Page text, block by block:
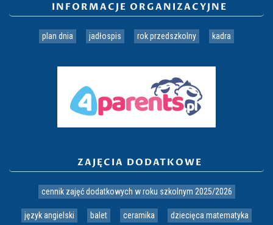
INFORMACJE ORGANIZACYJNE
plan dnia jadłospis rok przedszkolny kadra
ZAJĘCIA DODATKOWE
cennik zajęć dodatkowych w roku szkolnym 2025/2026
język angielski balet ceramika dziecięca matematyka